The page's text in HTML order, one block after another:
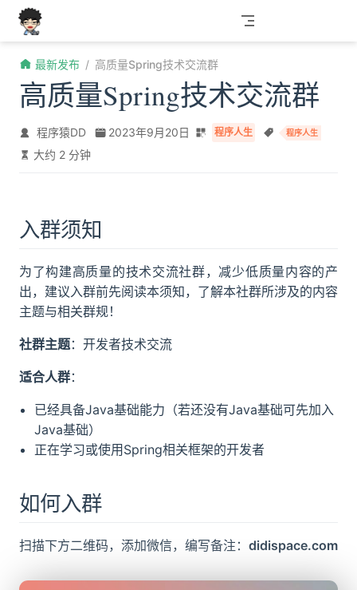
跳至主要內容
最新发布 高质量Spring技术交流群
高质量Spring技术交流群
程序猿DD 2023年9月20日 程序人生 程序人生
大约 2 分钟
入群须知
为了构建高质量的技术交流社群，减少低质量内容的产
出，建议入群前先阅读本须知，了解本社群所涉及的内容
主题与相关群规！
社群主题：开发者技术交流
适合人群：
已经具备Java基础能力（若还没有Java基础可先加入
Java基础）
正在学习或使用Spring相关框架的开发者
如何入群
扫描下方二维码，添加微信，编写备注： didispace.com